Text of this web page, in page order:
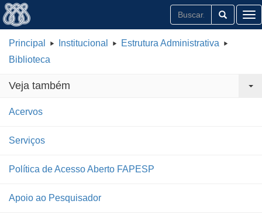
Principal Institucional
Estrutura Administrativa
Biblioteca
Veja também
Acervos
Serviços
Política de Acesso Aberto FAPESP
Apoio ao Pesquisador